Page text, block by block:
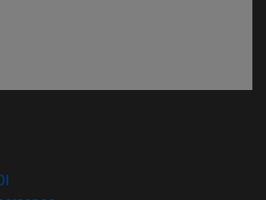
en nueva ventana)